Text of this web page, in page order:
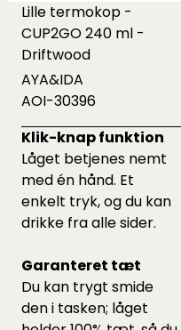
Lille termokop -
CUP2GO 240 ml -
Driftwood
AYA&IDA
AOI-30396
Klik-knap funktion
Låget betjenes nemt
med én hånd. Et
enkelt tryk, og du kan
drikke fra alle sider.
Garanteret tæt
Du kan trygt smide
den i tasken; låget